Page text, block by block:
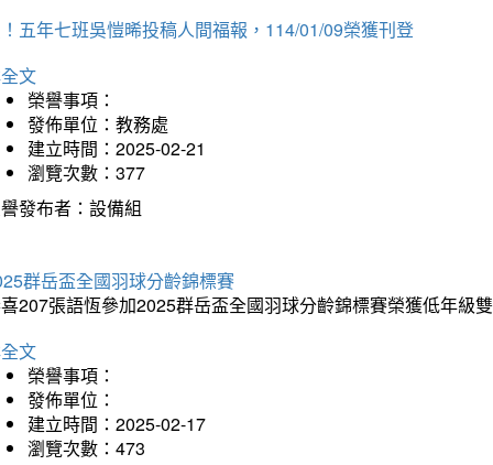
五年七班吳愷晞投稿人間福報，114/01/09榮獲刊登
文
榮譽事項：
發佈單位：教務處
建立時間：2025-02-21
瀏覽次數：377
發布者：設備組
群岳盃全國羽球分齡錦標賽
207張語恆參加2025群岳盃全國羽球分齡錦標賽榮獲低年級
文
榮譽事項：
發佈單位：
建立時間：2025-02-17
瀏覽次數：473